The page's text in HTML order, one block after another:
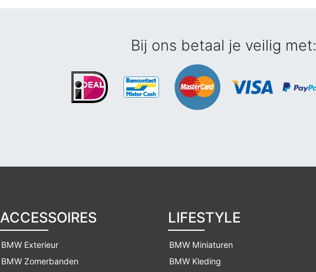
Bij ons betaal je veilig met:
ACCESSOIRES
BMW Exterieur
BMW Zomerbanden
LIFESTYLE
BMW Miniaturen
BMW Kleding